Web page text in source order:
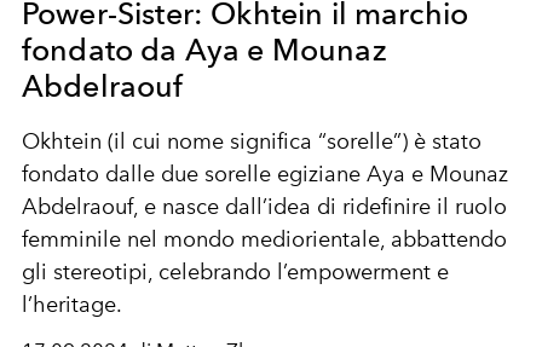
Power-Sister: Okhtein il marchio
fondato da Aya e Mounaz
Abdelraouf
Okhtein (il cui nome significa “sorelle”) è stato
fondato dalle due sorelle egiziane Aya e Mounaz
Abdelraouf, e nasce dall’idea di ridefinire il ruolo
femminile nel mondo mediorientale, abbattendo
gli stereotipi, celebrando l’empowerment e
l’heritage.